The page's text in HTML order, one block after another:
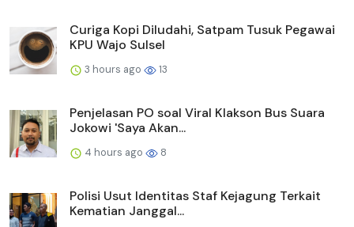
Curiga Kopi Diludahi, Satpam Tusuk Pegawai
KPU Wajo Sulsel
3 hours ago 13
Penjelasan PO soal Viral Klakson Bus Suara
Jokowi 'Saya Akan...
4 hours ago 8
Polisi Usut Identitas Staf Kejagung Terkait
Kematian Janggal...